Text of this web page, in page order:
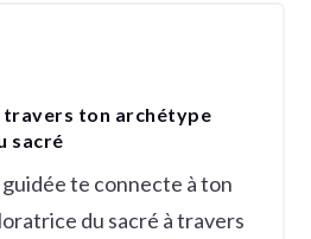
travers ton archétype
sacré
te connecte à ton
du sacré à travers